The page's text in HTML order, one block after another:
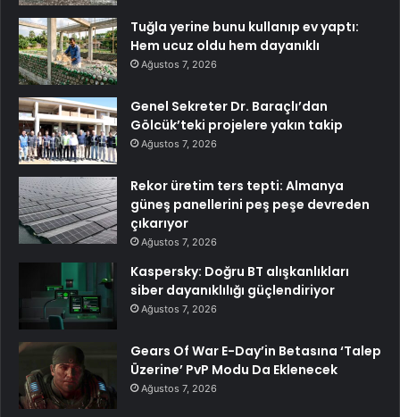
Tuğla yerine bunu kullanıp ev yaptı:
Hem ucuz oldu hem dayanıklı
Ağustos 7, 2026
Genel Sekreter Dr. Baraçlı’dan
Gölcük’teki projelere yakın takip
Ağustos 7, 2026
Rekor üretim ters tepti: Almanya
güneş panellerini peş peşe devreden
çıkarıyor
Ağustos 7, 2026
Kaspersky: Doğru BT alışkanlıkları
siber dayanıklılığı güçlendiriyor
Ağustos 7, 2026
Gears Of War E-Day’in Betasına ‘Talep
Üzerine’ PvP Modu Da Eklenecek
Ağustos 7, 2026